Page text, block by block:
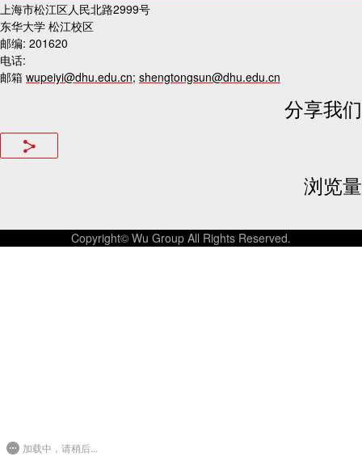
上海市松江区人民北路2999号
东华大学 松江校区
邮编: 201620
电话:
邮箱 wupeiyi@dhu.edu.cn; shengtongsun@dhu.edu.cn
分享我们
浏览量
Copyright© Wu Group All Rights Reserved.
加载中，请稍后...